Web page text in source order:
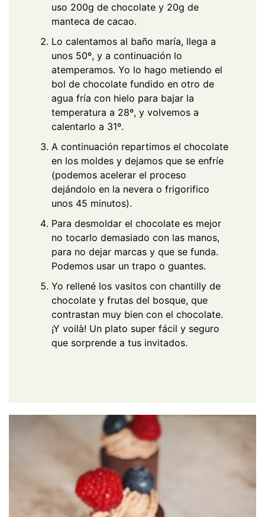
uso 200g de chocolate y 20g de
manteca de cacao.
Lo calentamos al baño maría, llega a
unos 50º, y a continuación lo
atemperamos. Yo lo hago metiendo el
bol de chocolate fundido en otro de
agua fría con hielo para bajar la
temperatura a 28º, y volvemos a
calentarlo a 31º.
A continuación repartimos el chocolate
en los moldes y dejamos que se enfríe
(podemos acelerar el proceso
dejándolo en la nevera o frigorifico
unos 45 minutos).
Para desmoldar el chocolate es mejor
no tocarlo demasiado con las manos,
para no dejar marcas y que se funda.
Podemos usar un trapo o guantes.
Yo rellené los vasitos con chantilly de
chocolate y frutas del bosque, que
contrastan muy bien con el chocolate.
¡Y voilà! Un plato super fácil y seguro
que sorprende a tus invitados.